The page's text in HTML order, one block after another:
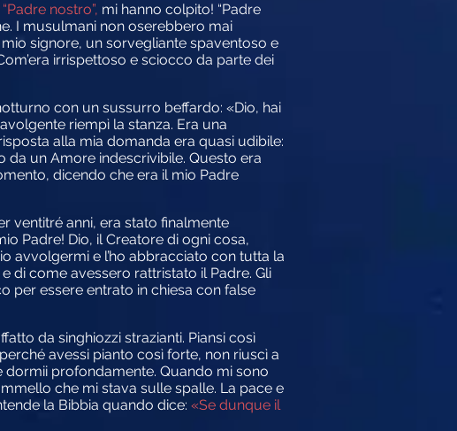
“Padre nostro”, mi hanno colpito! “Padre
I musulmani non oserebbero mai
signore, un sorvegliante spaventoso e
irrispettoso e sciocco da parte dei
con un sussurro beffardo: «Dio, hai
riempì la stanza. Era una
alla mia domanda era quasi udibile:
da un Amore indescrivibile. Questo era
dicendo che era il mio Padre
ventitré anni, era stato finalmente
Padre! Dio, il Creatore di ogni cosa,
avvolgermi e l’ho abbracciato con tutta la
di come avessero rattristato il Padre. Gli
per essere entrato in chiesa con false
da singhiozzi strazianti. Piansi così
avessi pianto così forte, non riuscì a
profondamente. Quando mi sono
che mi stava sulle spalle. La pace e
la Bibbia quando dice: «Se dunque il